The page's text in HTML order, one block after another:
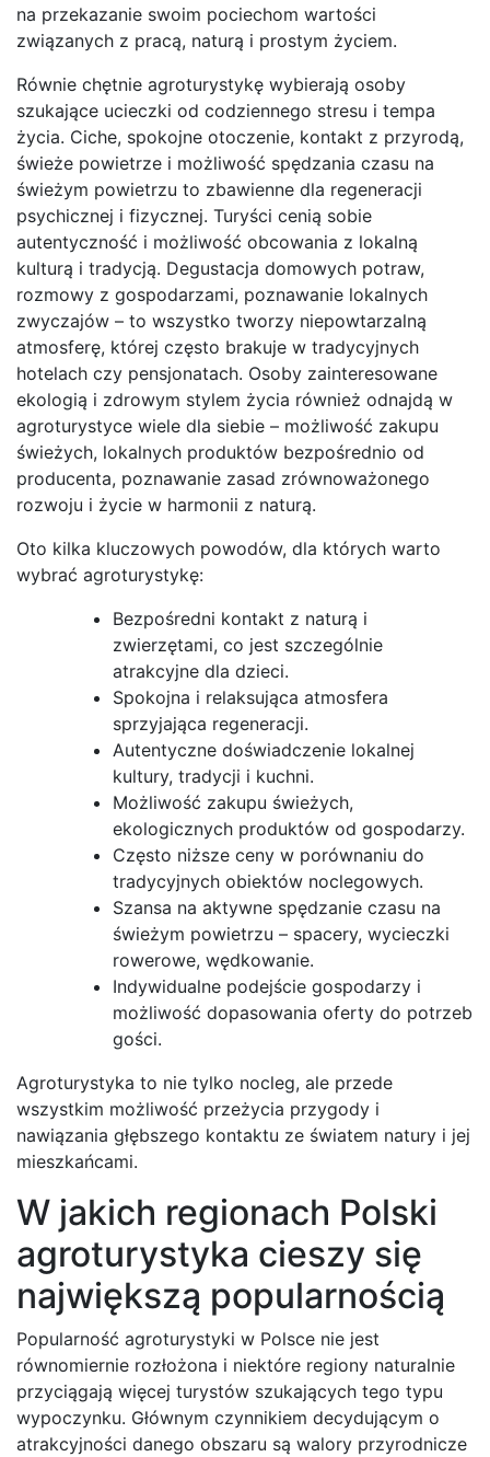
na przekazanie swoim pociechom wartości
związanych z pracą, naturą i prostym życiem.
Równie chętnie agroturystykę wybierają osoby
szukające ucieczki od codziennego stresu i tempa
życia. Ciche, spokojne otoczenie, kontakt z przyrodą,
świeże powietrze i możliwość spędzania czasu na
świeżym powietrzu to zbawienne dla regeneracji
psychicznej i fizycznej. Turyści cenią sobie
autentyczność i możliwość obcowania z lokalną
kulturą i tradycją. Degustacja domowych potraw,
rozmowy z gospodarzami, poznawanie lokalnych
zwyczajów – to wszystko tworzy niepowtarzalną
atmosferę, której często brakuje w tradycyjnych
hotelach czy pensjonatach. Osoby zainteresowane
ekologią i zdrowym stylem życia również odnajdą w
agroturystyce wiele dla siebie – możliwość zakupu
świeżych, lokalnych produktów bezpośrednio od
producenta, poznawanie zasad zrównoważonego
rozwoju i życie w harmonii z naturą.
Oto kilka kluczowych powodów, dla których warto
wybrać agroturystykę:
Bezpośredni kontakt z naturą i
zwierzętami, co jest szczególnie
atrakcyjne dla dzieci.
Spokojna i relaksująca atmosfera
sprzyjająca regeneracji.
Autentyczne doświadczenie lokalnej
kultury, tradycji i kuchni.
Możliwość zakupu świeżych,
ekologicznych produktów od gospodarzy.
Często niższe ceny w porównaniu do
tradycyjnych obiektów noclegowych.
Szansa na aktywne spędzanie czasu na
świeżym powietrzu – spacery, wycieczki
rowerowe, wędkowanie.
Indywidualne podejście gospodarzy i
możliwość dopasowania oferty do potrzeb
gości.
Agroturystyka to nie tylko nocleg, ale przede
wszystkim możliwość przeżycia przygody i
nawiązania głębszego kontaktu ze światem natury i jej
mieszkańcami.
W jakich regionach Polski
agroturystyka cieszy się
największą popularnością
Popularność agroturystyki w Polsce nie jest
równomiernie rozłożona i niektóre regiony naturalnie
przyciągają więcej turystów szukających tego typu
wypoczynku. Głównym czynnikiem decydującym o
atrakcyjności danego obszaru są walory przyrodnicze